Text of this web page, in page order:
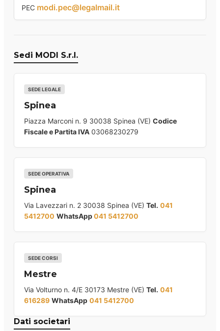
PEC modi.pec@legalmail.it
Sedi MODI S.r.l.
SEDE LEGALE
Spinea
Piazza Marconi n. 9 30038 Spinea (VE) Codice
Fiscale e Partita IVA 03068230279
SEDE OPERATIVA
Spinea
Via Lavezzari n. 2 30038 Spinea (VE) Tel. 041
5412700 WhatsApp041 5412700
SEDE CORSI
Mestre
Via Volturno n. 4/E 30173 Mestre (VE) Tel. 041
616289 WhatsApp 041 5412700
Dati societari